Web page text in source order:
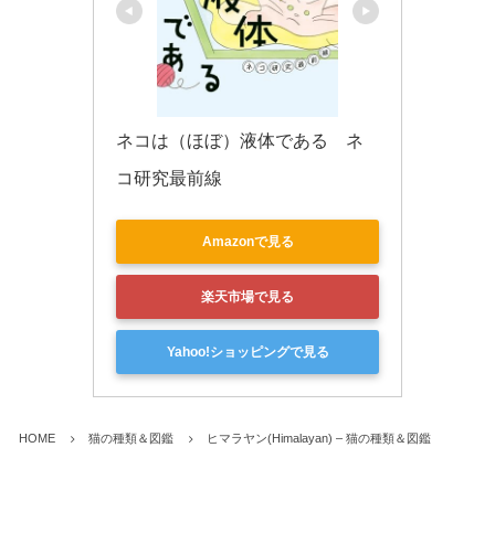
ネコは（ほぼ）液体である　ネ
コ研究最前線
Amazonで見る
楽天市場で見る
Yahoo!ショッピングで見る
HOME 猫の種類＆図鑑 ヒマラヤン(Himalayan) – 猫の種類＆図鑑